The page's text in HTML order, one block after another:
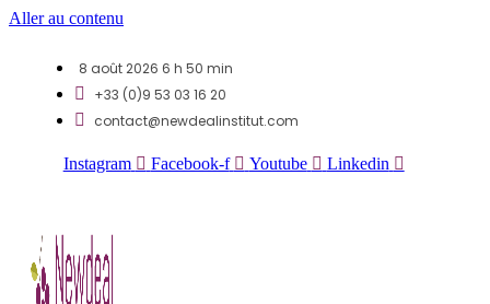
Aller au contenu
8 août 2026 6 h 50 min
+33 (0)9 53 03 16 20
contact@newdealinstitut.com
Instagram Facebook-f Youtube Linkedin